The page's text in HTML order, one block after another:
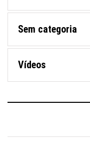
Sem categoria
Vídeos